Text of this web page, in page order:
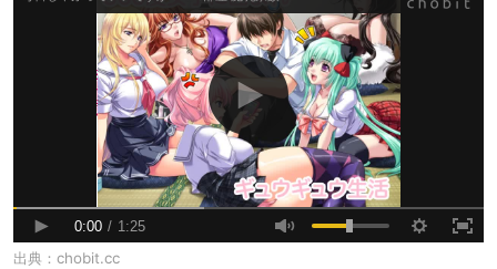
出典： chobit.cc